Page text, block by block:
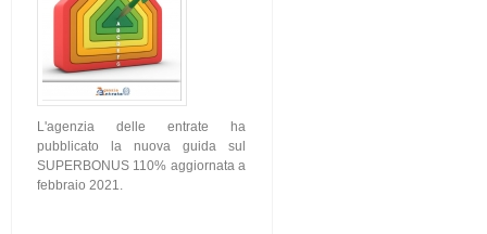
L'agenzia delle entrate ha
pubblicato la nuova guida sul
SUPERBONUS 110% aggiornata a
febbraio 2021.